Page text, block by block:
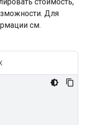
Для
см.